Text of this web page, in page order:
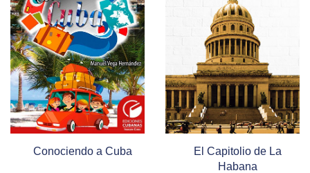
Conociendo a Cuba
El Capitolio de La
Habana